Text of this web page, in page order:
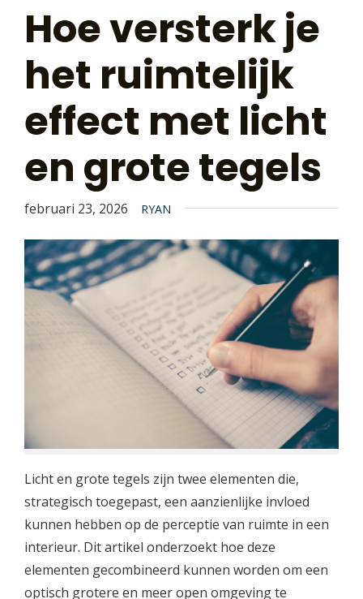
Hoe versterk je
het ruimtelijk
effect met licht
en grote tegels
februari 23, 2026 RYAN
Licht en grote tegels zijn twee elementen die,
strategisch toegepast, een aanzienlijke invloed
kunnen hebben op de perceptie van ruimte in een
interieur. Dit artikel onderzoekt hoe deze
elementen gecombineerd kunnen worden om een
optisch grotere en meer open omgeving te